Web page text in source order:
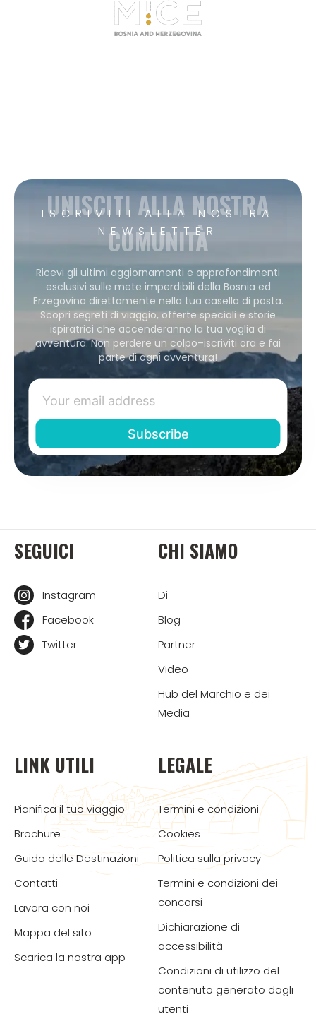
ISCRIVITI ALLA NOSTRA
NEWSLETTER
UNISCITI ALLA NOSTRA
COMUNITÀ
Ricevi gli ultimi aggiornamenti e approfondimenti
esclusivi sulle mete imperdibili della Bosnia ed
Erzegovina direttamente nella tua casella di posta.
Scopri segreti di viaggio, offerte speciali e storie
ispiratrici che accenderanno la tua voglia di
avventura. Non perdere un colpo–iscriviti ora e fai
parte di ogni avventura!
SEGUICI
Instagram
Facebook
Twitter
CHI SIAMO
Di
Blog
Partner
Video
Hub del Marchio e dei
Media
LINK UTILI
Pianifica il tuo viaggio
Brochure
Guida delle Destinazioni
Contatti
Lavora con noi
Mappa del sito
Scarica la nostra app
LEGALE
Termini e condizioni
Cookies
Politica sulla privacy
Termini e condizioni dei
concorsi
Dichiarazione di
accessibilità
Condizioni di utilizzo del
contenuto generato dagli
utenti